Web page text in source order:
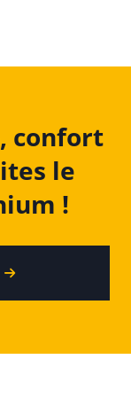
confort
le
!